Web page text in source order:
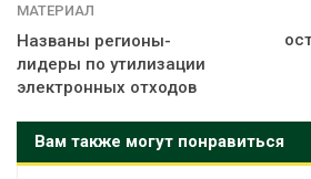
МАТЕРИАЛ
Названы регионы-
лидеры по утилизации
электронных отходов
Вам также могут понравиться